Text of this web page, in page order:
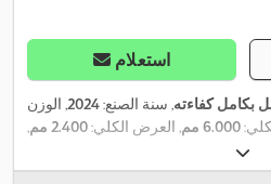
استعلام
بكامل كفاءته, سنة الصنع:2024, الوزن
6.000 مم , العرض الكلي:2.400 مم
,
تيار الإدخال:
للمعدات:Klimaanalage, Rollladen,